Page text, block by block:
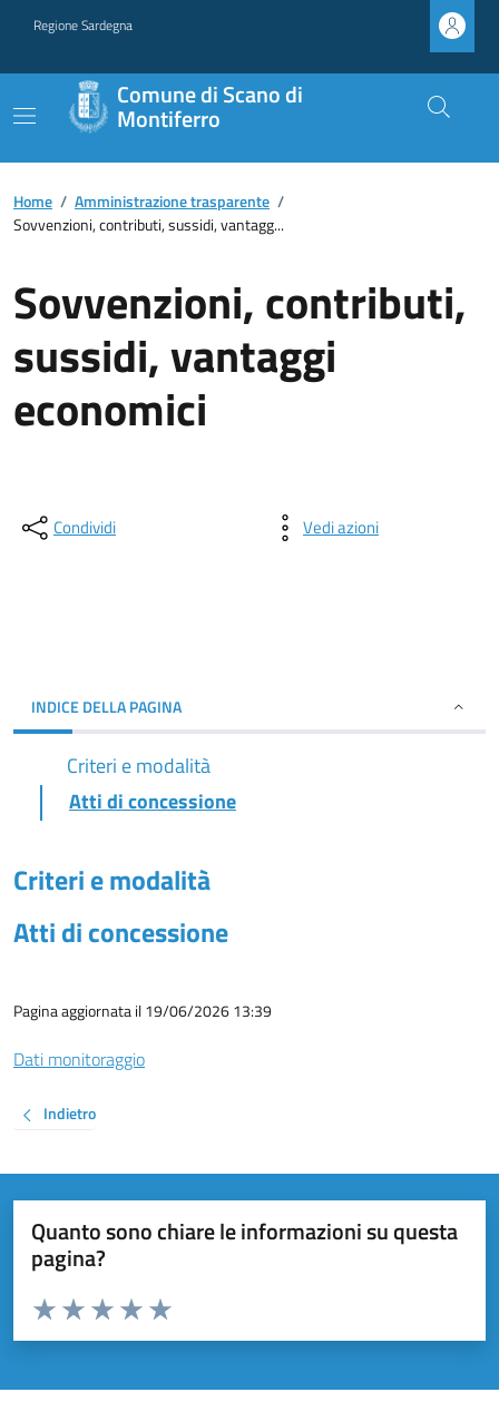
Regione Sardegna
Comune di Scano di
Montiferro
Home / Amministrazione trasparente /
Sovvenzioni, contributi, sussidi, vantagg...
Sovvenzioni, contributi,
sussidi, vantaggi
economici
Condividi Vedi azioni
INDICE DELLA PAGINA
Criteri e modalità
Atti di concessione
Criteri e modalità
Atti di concessione
Pagina aggiornata il 19/06/2026 13:39
Dati monitoraggio
Indietro
Quanto sono chiare le informazioni su questa
pagina?
Valuta da 1 a 5 stelle la pagina
Valuta 5 stelle su 5
Valuta 4 stelle su 5
Valuta 3 stelle su 5
Valuta 2 stelle su 5
Valuta 1 stelle su 5